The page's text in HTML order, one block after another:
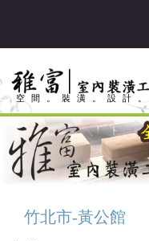
空間。裝潢。設計。
竹北市-黃公館